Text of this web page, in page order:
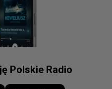
Polskie Radio